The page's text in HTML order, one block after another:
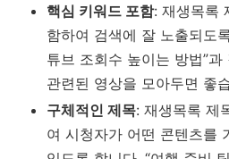
핵심 키워드 포함: 재생목록
함하여 검색에 잘 노출되도
튜브 조회수 높이는 방법”
관련된 영상을 모아두면 좋
구체적인 제목: 재생목록 제
여 시청자가 어떤 콘텐츠를